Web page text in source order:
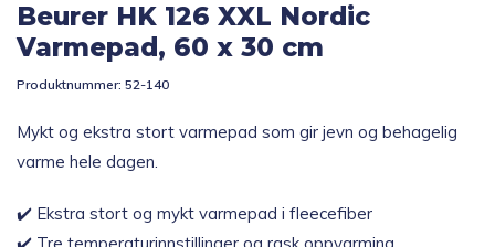
Beurer HK 126 XXL Nordic
Varmepad, 60 x 30 cm
Produktnummer: 52-140
Mykt og ekstra stort varmepad som gir jevn og behagelig
varme hele dagen.
✔️ Ekstra stort og mykt varmepad i fleecefiber